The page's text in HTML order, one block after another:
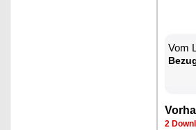
Vom
2